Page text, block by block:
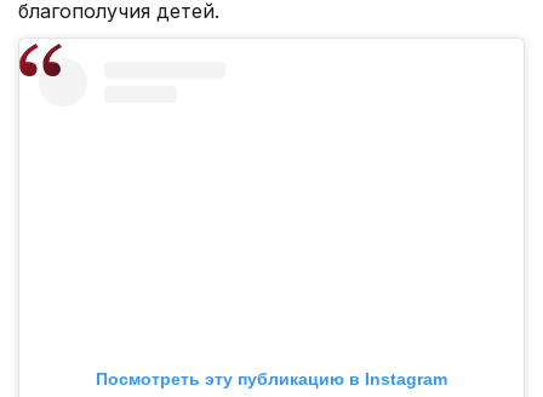
благополучия детей.
Посмотреть эту публикацию в Instagram